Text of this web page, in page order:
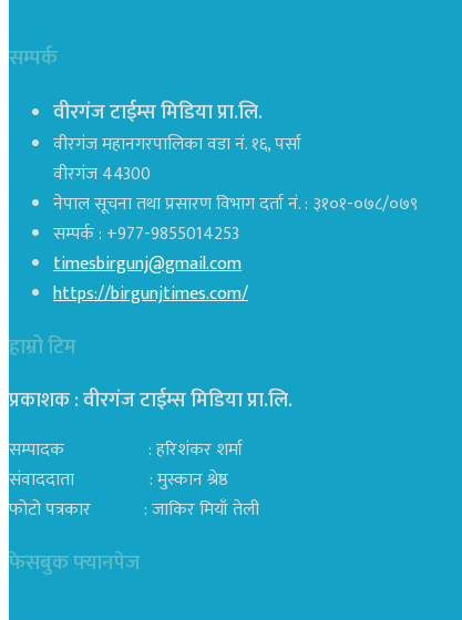
सम्पर्क
वीरगंज टाईम्स मिडिया प्रा.लि.
वीरगंज महानगरपालिका वडा नं. १६, पर्सा
वीरगंज 44300
नेपाल सूचना तथा प्रसारण विभाग दर्ता नं. : ३१०१-०७८/०७९
सम्पर्क : +977-9855014253
timesbirgunj@gmail.com
https://birgunjtimes.com/
हाम्रो टिम
प्रकाशक : वीरगंज टाईम्स मिडिया प्रा‍.लि.
सम्पादक : हरिशंकर शर्मा
संवाददाता : मुस्कान श्रेष्ठ
फोटो पत्रकार : जाकिर मियाँ तेली
फेसबुक फ्यानपेज